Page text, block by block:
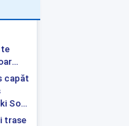
te
capăt
Sor:
trase